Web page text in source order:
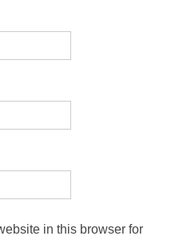
in this browser for